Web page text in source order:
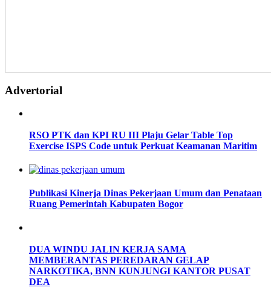
Advertorial
RSO PTK dan KPI RU III Plaju Gelar Table Top
Exercise ISPS Code untuk Perkuat Keamanan Maritim
Publikasi Kinerja Dinas Pekerjaan Umum dan Penataan
Ruang Pemerintah Kabupaten Bogor
DUA WINDU JALIN KERJA SAMA
MEMBERANTAS PEREDARAN GELAP
NARKOTIKA, BNN KUNJUNGI KANTOR PUSAT
DEA